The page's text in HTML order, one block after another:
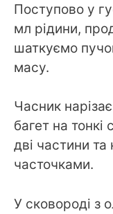
Поступово у
мл рідини,
шаткуємо
масу.
Часник
багет на
дві частини
часточками.
У сковороді з